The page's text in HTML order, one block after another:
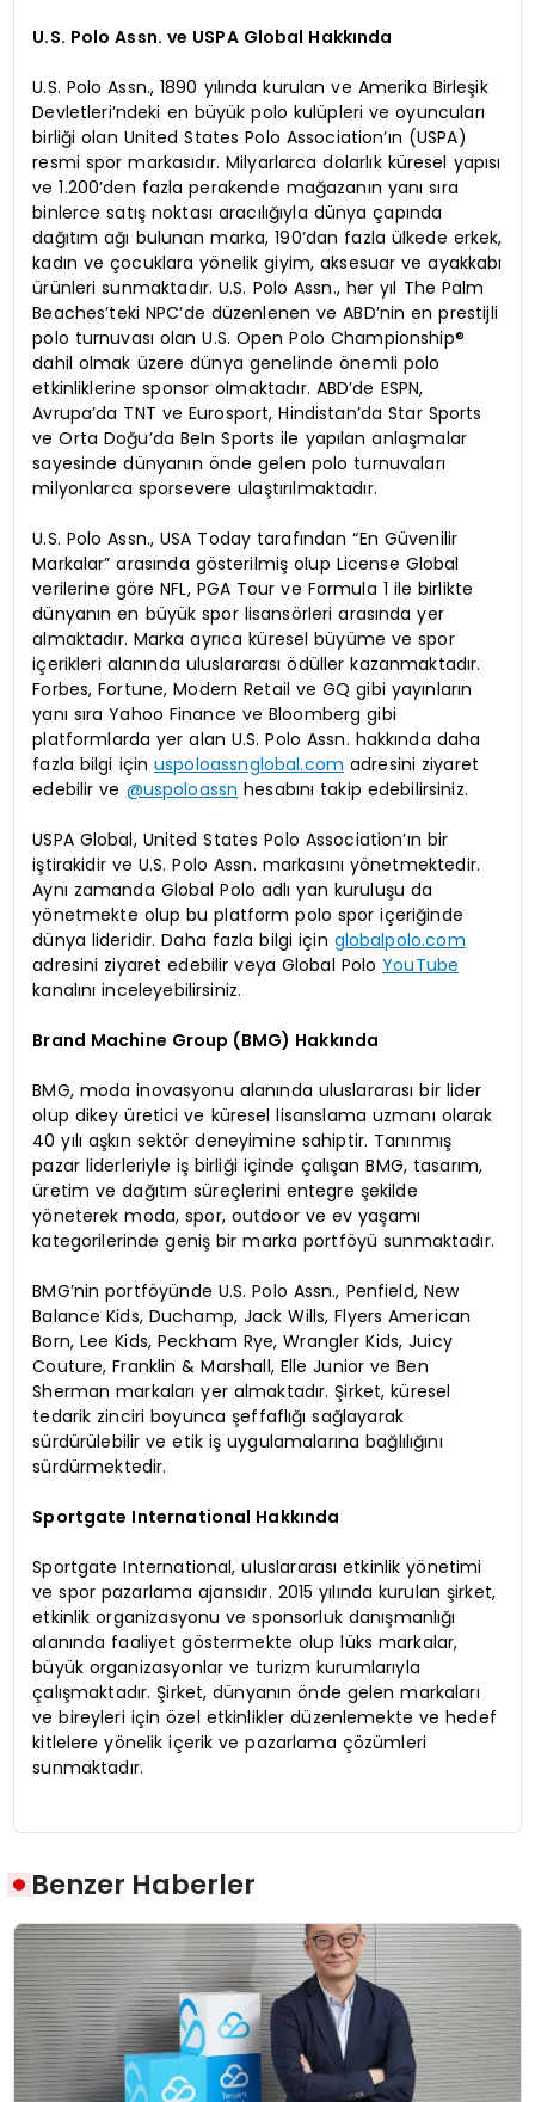
U.S. Polo Assn. ve USPA Global Hakkında
U.S. Polo Assn., 1890 yılında kurulan ve Amerika Birleşik
Devletleri’ndeki en büyük polo kulüpleri ve oyuncuları
birliği olan United States Polo Association’ın (USPA)
resmi spor markasıdır. Milyarlarca dolarlık küresel yapısı
ve 1.200’den fazla perakende mağazanın yanı sıra
binlerce satış noktası aracılığıyla dünya çapında
dağıtım ağı bulunan marka, 190’dan fazla ülkede erkek,
kadın ve çocuklara yönelik giyim, aksesuar ve ayakkabı
ürünleri sunmaktadır. U.S. Polo Assn., her yıl The Palm
Beaches’teki NPC’de düzenlenen ve ABD’nin en prestijli
polo turnuvası olan U.S. Open Polo Championship®
dahil olmak üzere dünya genelinde önemli polo
etkinliklerine sponsor olmaktadır. ABD’de ESPN,
Avrupa’da TNT ve Eurosport, Hindistan’da Star Sports
ve Orta Doğu’da BeIn Sports ile yapılan anlaşmalar
sayesinde dünyanın önde gelen polo turnuvaları
milyonlarca sporsevere ulaştırılmaktadır.
U.S. Polo Assn., USA Today tarafından “En Güvenilir
Markalar” arasında gösterilmiş olup License Global
verilerine göre NFL, PGA Tour ve Formula 1 ile birlikte
dünyanın en büyük spor lisansörleri arasında yer
almaktadır. Marka ayrıca küresel büyüme ve spor
içerikleri alanında uluslararası ödüller kazanmaktadır.
Forbes, Fortune, Modern Retail ve GQ gibi yayınların
yanı sıra Yahoo Finance ve Bloomberg gibi
platformlarda yer alan U.S. Polo Assn. hakkında daha
fazla bilgi içinuspoloassnglobal.com adresini ziyaret
edebilir ve @uspoloassn hesabını takip edebilirsiniz.
USPA Global, United States Polo Association’ın bir
iştirakidir ve U.S. Polo Assn. markasını yönetmektedir.
Aynı zamanda Global Polo adlı yan kuruluşu da
yönetmekte olup bu platform polo spor içeriğinde
dünya lideridir. Daha fazla bilgi için globalpolo.com
adresini ziyaret edebilir veya Global PoloYouTube
kanalını inceleyebilirsiniz.
Brand Machine Group (BMG) Hakkında
BMG, moda inovasyonu alanında uluslararası bir lider
olup dikey üretici ve küresel lisanslama uzmanı olarak
40 yılı aşkın sektör deneyimine sahiptir. Tanınmış
pazar liderleriyle iş birliği içinde çalışan BMG, tasarım,
üretim ve dağıtım süreçlerini entegre şekilde
yöneterek moda, spor, outdoor ve ev yaşamı
kategorilerinde geniş bir marka portföyü sunmaktadır.
BMG’nin portföyünde U.S. Polo Assn., Penfield, New
Balance Kids, Duchamp, Jack Wills, Flyers American
Born, Lee Kids, Peckham Rye, Wrangler Kids, Juicy
Couture, Franklin & Marshall, Elle Junior ve Ben
Sherman markaları yer almaktadır. Şirket, küresel
tedarik zinciri boyunca şeffaflığı sağlayarak
sürdürülebilir ve etik iş uygulamalarına bağlılığını
sürdürmektedir.
Sportgate International Hakkında
Sportgate International, uluslararası etkinlik yönetimi
ve spor pazarlama ajansıdır. 2015 yılında kurulan şirket,
etkinlik organizasyonu ve sponsorluk danışmanlığı
alanında faaliyet göstermekte olup lüks markalar,
büyük organizasyonlar ve turizm kurumlarıyla
çalışmaktadır. Şirket, dünyanın önde gelen markaları
ve bireyleri için özel etkinlikler düzenlemekte ve hedef
kitlelere yönelik içerik ve pazarlama çözümleri
sunmaktadır.
Benzer Haberler